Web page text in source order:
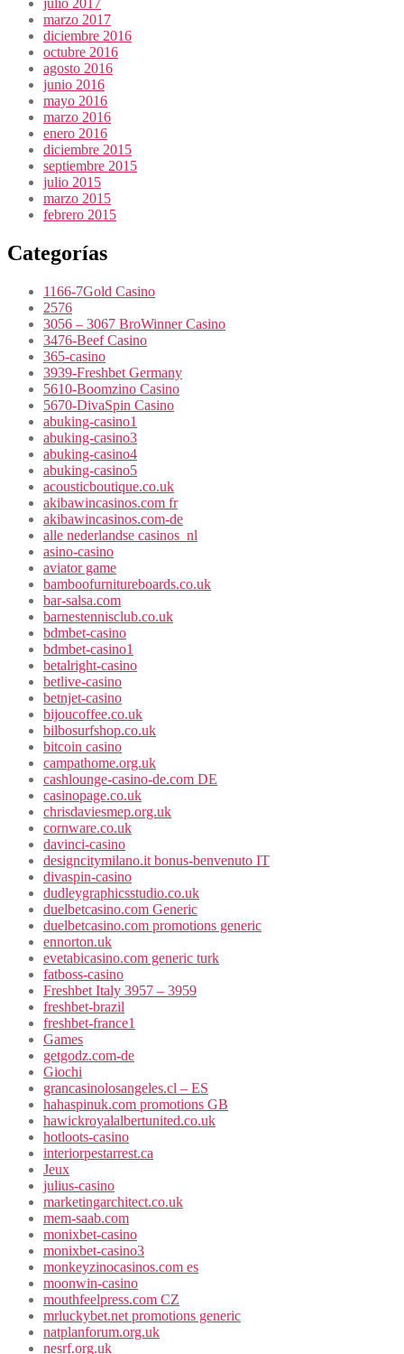
julio 2017
marzo 2017
diciembre 2016
octubre 2016
agosto 2016
junio 2016
mayo 2016
marzo 2016
enero 2016
diciembre 2015
septiembre 2015
julio 2015
marzo 2015
febrero 2015
Categorías
1166-7Gold Casino
2576
3056 – 3067 BroWinner Casino
3476-Beef Casino
365-casino
3939-Freshbet Germany
5610-Boomzino Casino
5670-DivaSpin Casino
abuking-casino1
abuking-casino3
abuking-casino4
abuking-casino5
acousticboutique.co.uk
akibawincasinos.com fr
akibawincasinos.com-de
alle nederlandse casinos_nl
asino-casino
aviator game
bamboofurnitureboards.co.uk
bar-salsa.com
barnestennisclub.co.uk
bdmbet-casino
bdmbet-casino1
betalright-casino
betlive-casino
betnjet-casino
bijoucoffee.co.uk
bilbosurfshop.co.uk
bitcoin casino
campathome.org.uk
cashlounge-casino-de.com DE
casinopage.co.uk
chrisdaviesmep.org.uk
cornware.co.uk
davinci-casino
designcitymilano.it bonus-benvenuto IT
divaspin-casino
dudleygraphicsstudio.co.uk
duelbetcasino.com Generic
duelbetcasino.com promotions generic
ennorton.uk
evetabicasino.com generic turk
fatboss-casino
Freshbet Italy 3957 – 3959
freshbet-brazil
freshbet-france1
Games
getgodz.com-de
Giochi
grancasinolosangeles.cl – ES
hahaspinuk.com promotions GB
hawickroyalalbertunited.co.uk
hotloots-casino
interiorpestarrest.ca
Jeux
julius-casino
marketingarchitect.co.uk
mem-saab.com
monixbet-casino
monixbet-casino3
monkeyzinocasinos.com es
moonwin-casino
mouthfeelpress.com CZ
mrluckybet.net promotions generic
natplanforum.org.uk
nesrf.org.uk